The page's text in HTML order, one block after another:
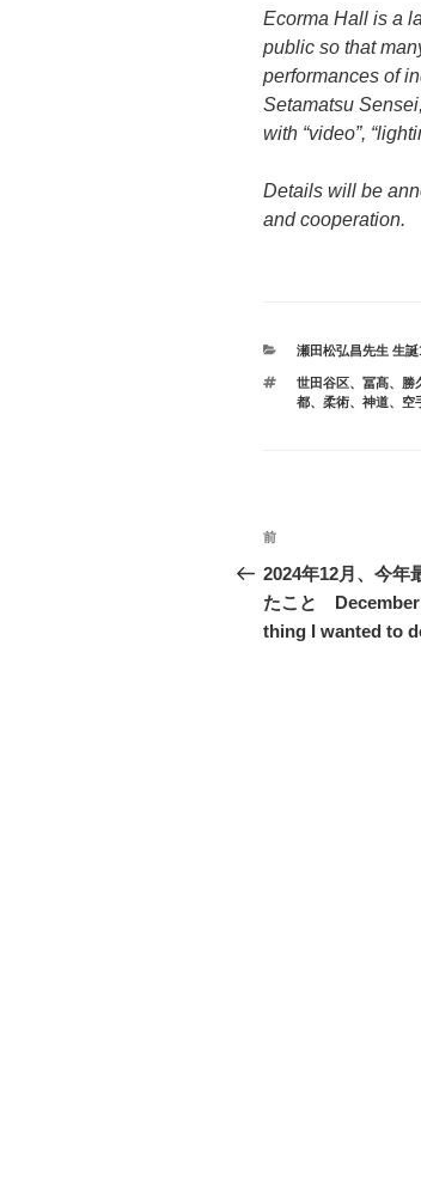
Ecorma Hall is a
public so that
performances of
Setamatsu
with “video”,
Details will be
and cooperation.
カ
ゴ
リ
瀬田松弘昌先生 生誕
タ
グ
世田谷区、 冨髙、 勝
都、 柔術、 神道、 空
投
稿
ナ
前
の
投
稿
前
2024年12月、今年
たこと December
thing I wanted to